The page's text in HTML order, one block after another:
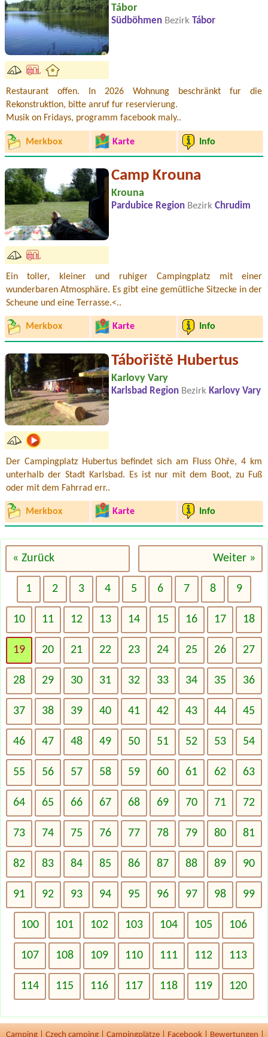
Tábor
Südböhmen Bezirk Tábor
Restaurant offen. In 2026 Wohnung beschränkt fur die
Rekonstruktion, bitte anruf fur reservierung.
Musik on Fridays, programm facebook maly..
Merkbox Karte Info
Camp Krouna
Krouna
Pardubice Region Bezirk Chrudim
Ein toller, kleiner und ruhiger Campingplatz mit einer
wunderbaren Atmosphäre. Es gibt eine gemütliche Sitzecke in der
Scheune und eine Terrasse.<..
Merkbox Karte Info
Tábořiště Hubertus
Karlovy Vary
Karlsbad Region Bezirk Karlovy Vary
Der Campingplatz Hubertus befindet sich am Fluss Ohře, 4 km
unterhalb der Stadt Karlsbad. Es ist nur mit dem Boot, zu Fuß
oder mit dem Fahrrad err..
Merkbox Karte Info
« Zurück Weiter »
1 2 3 4 5 6 7 8 9
10 11 12 13 14 15 16 17 18
19 20 21 22 23 24 25 26 27
28 29 30 31 32 33 34 35 36
37 38 39 40 41 42 43 44 45
46 47 48 49 50 51 52 53 54
55 56 57 58 59 60 61 62 63
64 65 66 67 68 69 70 71 72
73 74 75 76 77 78 79 80 81
82 83 84 85 86 87 88 89 90
91 92 93 94 95 96 97 98 99
100 101 102 103 104 105 106
107 108 109 110 111 112 113
114 115 116 117 118 119 120
Camping Czech camping Campingplätze Facebook Bewertungen